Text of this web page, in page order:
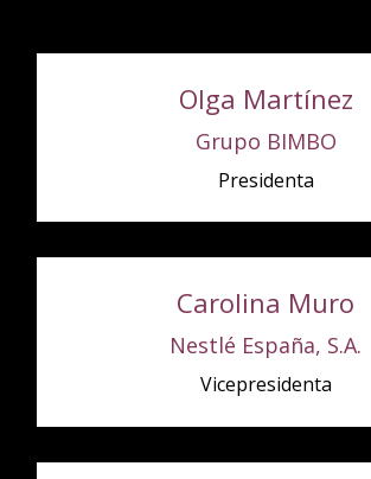
Olga Martínez
Grupo BIMBO
Presidenta
Carolina Muro
Nestlé España, S.A.
Vicepresidenta